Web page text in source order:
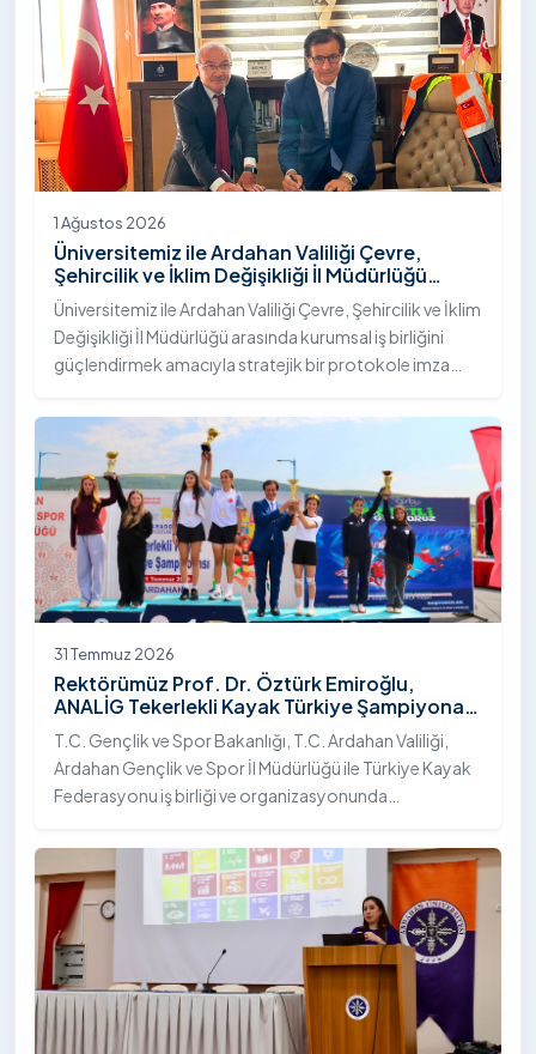
1 Ağustos 2026
Üniversitemiz ile Ardahan Valiliği Çevre,
Şehircilik ve İklim Değişikliği İl Müdürlüğü
Arasında İş Birliği Protokolü İmzalandı
Üniversitemiz ile Ardahan Valiliği Çevre, Şehircilik ve İklim
Değişikliği İl Müdürlüğü arasında kurumsal iş birliğini
güçlendirmek amacıyla stratejik bir protokole imza
31 Temmuz 2026
Rektörümüz Prof. Dr. Öztürk Emiroğlu,
ANALİG Tekerlekli Kayak Türkiye Şampiyonası
Ödül Töreni’ne Katıldı
T.C. Gençlik ve Spor Bakanlığı, T.C. Ardahan Valiliği,
Ardahan Gençlik ve Spor İl Müdürlüğü ile Türkiye Kayak
Federasyonu iş birliği ve organizasyonunda
Sezonu Tekerlekli Kayak Türkiye Şampiyonası, 30-31
Temmuz 2026 tarihlerinde Ardahan Üniversitesi Yenisey
Yerleşkesi ev sahipliğinde tamamlandı.